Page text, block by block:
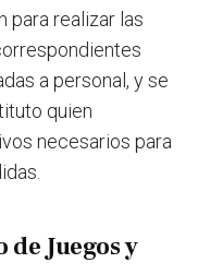
para realizar las
a personal, y se
quien
necesarios para
Juegos y